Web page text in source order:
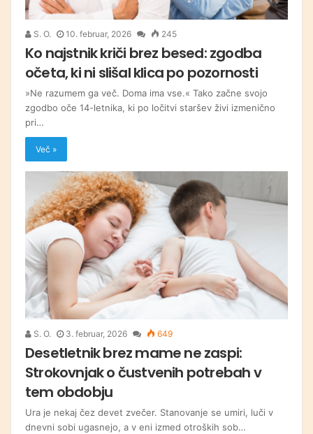
S. O. 10. februar, 2026 245
Ko najstnik kriči brez besed: zgodba
očeta, ki ni slišal klica po pozornosti
»Ne razumem ga več. Doma ima vse.« Tako začne svojo
zgodbo oče 14-letnika, ki po ločitvi staršev živi izmenično
pri…
Več »
S. O. 3. februar, 2026 649
Desetletnik brez mame ne zaspi:
Strokovnjak o čustvenih potrebah v
tem obdobju
Ura je nekaj čez devet zvečer. Stanovanje se umiri, luči v
dnevni sobi ugasnejo, a v eni izmed otroških sob…